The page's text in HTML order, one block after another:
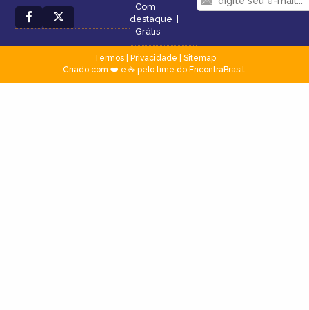
Com
destaque |
Grátis
Termos| Privacidade
Sitemap
Criado com ❤️ e ☕ pelo time do EncontraBrasil